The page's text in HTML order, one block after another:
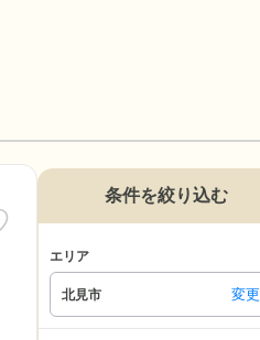
条件を絞り込む
エリア
北見市 変更